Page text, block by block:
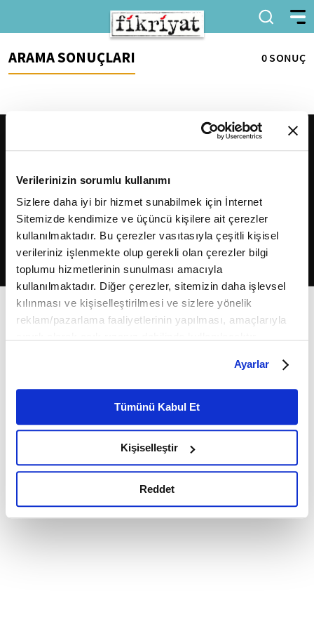
Verilerinizin sorumlu kullanımı
Sizlere daha iyi bir hizmet sunabilmek için İnternet
Sitemizde kendimize ve üçüncü kişilere ait çerezler
kullanılmaktadır. Bu çerezler vasıtasıyla çeşitli kişisel
verileriniz işlenmekte olup gerekli olan çerezler bilgi
toplumu hizmetlerinin sunulması amacıyla
kullanılmaktadır. Diğer çerezler, sitemizin daha işlevsel
kılınması ve kişiselleştirilmesi ve sizlere yönelik
reklam/pazarlama faaliyetlerinin yapılması, amaçlarıyla
belirleyebilirsiniz. Çerezlere ilişkin detaylı bilgi için
Ayarlar butonuna tıklayabilir,Çerez Bilgilendirme
Metnimizi ziyaret edebilirsiniz.
6698 sayılı Kişisel Verilerin Korunması Kanunu uyarınca
okumak ve sitemizi ziyaretiniz kapsamında
gerçekleştirilen veri işleme faaliyetleri ile ilgili daha
detaylı bilgi almak için lütfentıklayınız.
Ayarlar
Tümünü Kabul Et
Kişiselleştir
Reddet
ARAMA SONUÇLARI 0 SONUÇ
2026Fikriyat. Tüm hakları saklıdır.